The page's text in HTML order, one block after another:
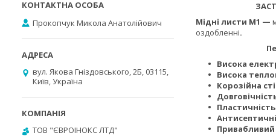
Мідні листи М1 —
оздобленні.
Висока
Висока
Корозійна
Пластичність
Привабливий
Прокопчук Микола Анатолійович
вул. Якова Гніздовського, 2Б, 03115,
Київ, Україна
ТОВ "ЄВРОІНОКС ЛТД"